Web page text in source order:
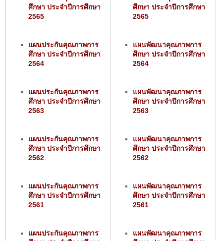
ศึกษา ประจำปีการศึกษา
2565
ศึกษา ประจำปีการศึกษา
2565
แผนประกันคุณภาพการ
ศึกษา ประจำปีการศึกษา
2564
แผนพัฒนาคุณภาพการ
ศึกษา ประจำปีการศึกษา
2564
แผนประกันคุณภาพการ
ศึกษา ประจำปีการศึกษา
2563
แผนพัฒนาคุณภาพการ
ศึกษา ประจำปีการศึกษา
2563
แผนประกันคุณภาพการ
ศึกษา ประจำปีการศึกษา
2562
แผนพัฒนาคุณภาพการ
ศึกษา ประจำปีการศึกษา
2562
แผนประกันคุณภาพการ
ศึกษา ประจำปีการศึกษา
2561
แผนพัฒนาคุณภาพการ
ศึกษา ประจำปีการศึกษา
2561
แผนประกันคุณภาพการ
แผนพัฒนาคุณภาพการ